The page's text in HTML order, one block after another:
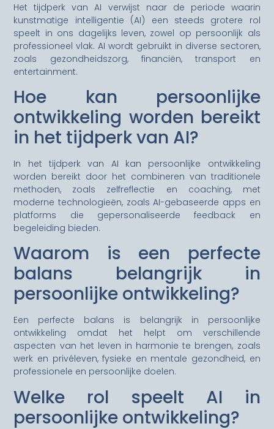
Het tijdperk van AI verwijst naar de periode waarin
kunstmatige intelligentie (AI) een steeds grotere rol
speelt in ons dagelijks leven, zowel op persoonlijk als
professioneel vlak. AI wordt gebruikt in diverse sectoren,
zoals gezondheidszorg, financiën, transport en
entertainment.
Hoe kan persoonlijke
ontwikkeling worden bereikt
in het tijdperk van AI?
In het tijdperk van AI kan persoonlijke ontwikkeling
worden bereikt door het combineren van traditionele
methoden, zoals zelfreflectie en coaching, met
moderne technologieën, zoals AI-gebaseerde apps en
platforms die gepersonaliseerde feedback en
begeleiding bieden.
Waarom is een perfecte
balans belangrijk in
persoonlijke ontwikkeling?
Een perfecte balans is belangrijk in persoonlijke
ontwikkeling omdat het helpt om verschillende
aspecten van het leven in harmonie te brengen, zoals
werk en privéleven, fysieke en mentale gezondheid, en
professionele en persoonlijke doelen.
Welke rol speelt AI in
persoonlijke ontwikkeling?